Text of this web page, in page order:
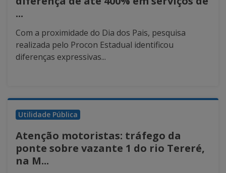
...
Com a proximidade do Dia dos Pais, pesquisa
realizada pelo Procon Estadual identificou
diferenças expressivas...
Utilidade Pública
Atenção motoristas: tráfego da
ponte sobre vazante 1 do rio Tereré,
na M...